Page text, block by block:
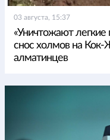
03 августа, 15:37
«Уничтожают легкие
снос холмов на Кок-
алматинцев